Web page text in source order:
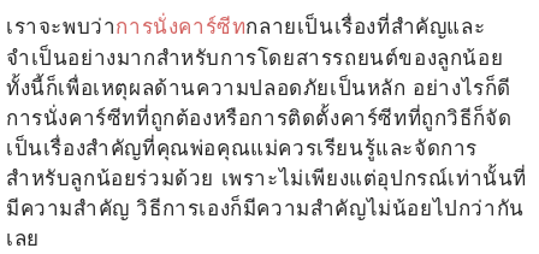
เราจะพบว่าการนั่งคาร์ซีทกลายเป็นเรื่องที่สำคัญและ
จำเป็นอย่างมากสำหรับการโดยสารรถยนต์ของลูกน้อย
ทั้งนี้ก็เพื่อเหตุผลด้านความปลอดภัยเป็นหลัก อย่างไรก็ดี
การนั่งคาร์ซีทที่ถูกต้องหรือการติดตั้งคาร์ซีทที่ถูกวิธีก็จัด
เป็นเรื่องสำคัญที่คุณพ่อคุณแม่ควรเรียนรู้และจัดการ
สำหรับลูกน้อยร่วมด้วย เพราะไม่เพียงแต่อุปกรณ์เท่านั้นที่
มีความสำคัญ วิธีการเองก็มีความสำคัญไม่น้อยไปกว่ากัน
เลย